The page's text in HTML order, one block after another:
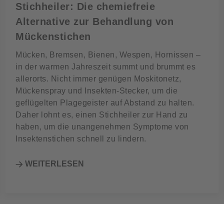
Stichheiler: Die chemiefreie
Alternative zur Behandlung von
Mückenstichen
Mücken, Bremsen, Bienen, Wespen, Hornissen –
in der warmen Jahreszeit summt und brummt es
allerorts. Nicht immer genügen Moskitonetz,
Mückenspray und Insekten-Stecker, um die
geflügelten Plagegeister auf Abstand zu halten.
Daher lohnt es, einen Stichheiler zur Hand zu
haben, um die unangenehmen Symptome von
Insektenstichen schnell zu lindern.
WEITERLESEN